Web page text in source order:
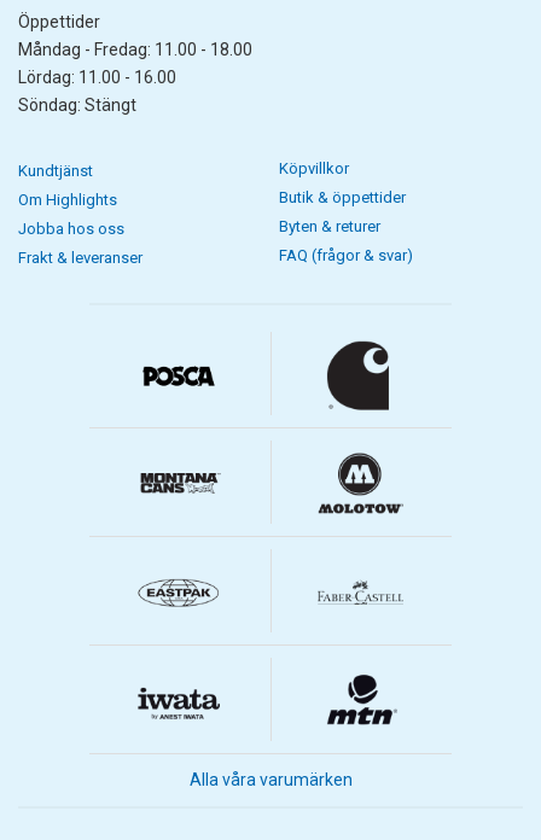
Öppettider
Måndag - Fredag: 11.00 - 18.00
Lördag: 11.00 - 16.00
Söndag: Stängt
Kundtjänst
Om Highlights
Jobba hos oss
Frakt & leveranser
Köpvillkor
Butik & öppettider
Byten & returer
FAQ (frågor & svar)
Alla våra varumärken